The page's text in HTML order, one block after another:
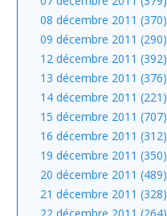
08 décembre 2011 (370)
09 décembre 2011 (290)
12 décembre 2011 (392)
13 décembre 2011 (376)
14 décembre 2011 (221)
15 décembre 2011 (707)
16 décembre 2011 (312)
19 décembre 2011 (350)
20 décembre 2011 (489)
21 décembre 2011 (328)